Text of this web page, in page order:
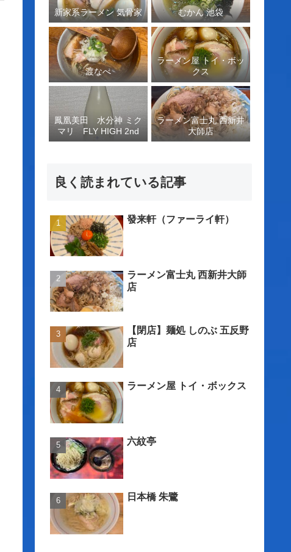
新家系ラーメン 気骨家 むかん 池袋
渡なべ
ラーメン屋 トイ・ボッ
クス
鳳凰美田 水分神 ミク
マリ FLY HIGH 2nd
ラーメン富士丸 西新井
大師店
良く読まれている記事
發来軒（ファーライ軒）
ラーメン富士丸 西新井大師
店
【閉店】麺処 しのぶ 五反野
店
ラーメン屋 トイ・ボックス
六紋亭
日本橋 朱鷺